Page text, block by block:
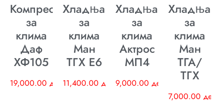
Компресор
за
клима
Даф
ХФ105
19,000.00 ден
Хладњак
за
клима
Ман
ТГХ E6
11,400.00 ден
Хладњак
за
клима
Актрос
МП4
9,000.00 ден
Хладњак
за
клима
Ман
ТГА/
ТГХ
7,000.00 ден